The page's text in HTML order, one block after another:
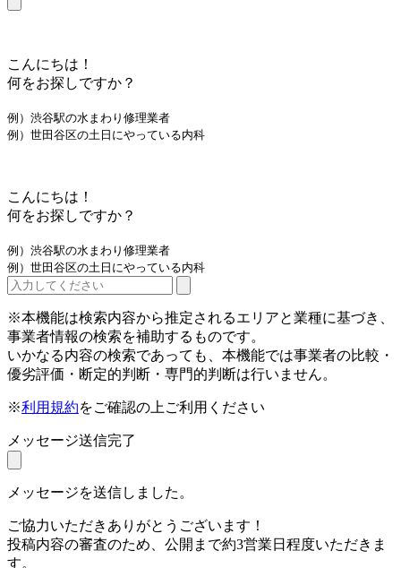
こんにちは！
何をお探しですか？
例）渋谷駅の水まわり修理業者
例）世田谷区の土日にやっている内科
こんにちは！
何をお探しですか？
例）渋谷駅の水まわり修理業者
例）世田谷区の土日にやっている内科
※本機能は検索内容から推定されるエリアと業種に基づき、
事業者情報の検索を補助するものです。
いかなる内容の検索であっても、本機能では事業者の比較・
優劣評価・断定的判断・専門的判断は行いません。
※利用規約をご確認の上ご利用ください
メッセージ送信完了
メッセージを送信しました。
ご協力いただきありがとうございます！
投稿内容の審査のため、公開まで約3営業日程度いただきま
す。